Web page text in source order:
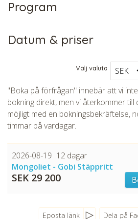
Program
Datum & priser
Välj valuta
"Boka på förfrågan" innebär att vi
bokning direkt, men vi återkommer till
möjligt med en bokningsbekräftelse,
timmar på vardagar.
2026-08-19 12 dagar
Mongoliet - Gobi Stäppritt
SEK 29 200
Eposta länk Dela på